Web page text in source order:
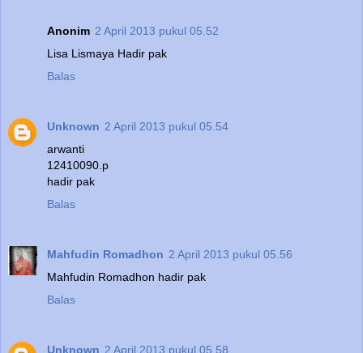
Anonim 2 April 2013 pukul 05.52
Lisa Lismaya Hadir pak
Balas
Unknown 2 April 2013 pukul 05.54
arwanti
12410090.p
hadir pak
Balas
Mahfudin Romadhon 2 April 2013 pukul 05.56
Mahfudin Romadhon hadir pak
Balas
Unknown 2 April 2013 pukul 05.58